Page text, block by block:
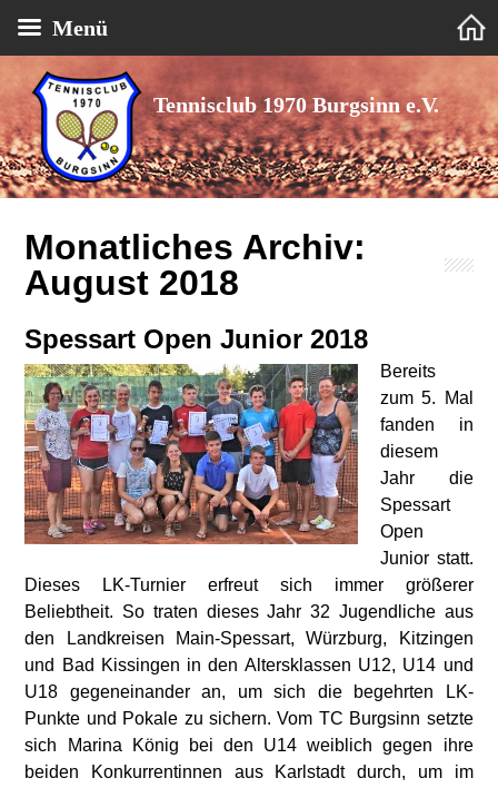
Tennisclub 1970 Burgsinn e.V.
Monatliches Archiv:
August 2018
Spessart Open Junior 2018
Bereits
zum 5. Mal
fanden in
diesem
Jahr die
Spessart
Open
Junior statt.
Dieses LK-Turnier erfreut sich immer größerer
Beliebtheit. So traten dieses Jahr 32 Jugendliche aus
den Landkreisen Main-Spessart, Würzburg, Kitzingen
und Bad Kissingen in den Altersklassen U12, U14 und
U18 gegeneinander an, um sich die begehrten LK-
Punkte und Pokale zu sichern. Vom TC Burgsinn setzte
sich Marina König bei den U14 weiblich gegen ihre
beiden Konkurrentinnen aus Karlstadt durch, um im
Menü